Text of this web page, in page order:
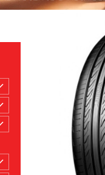
ROULAGE À PLAT